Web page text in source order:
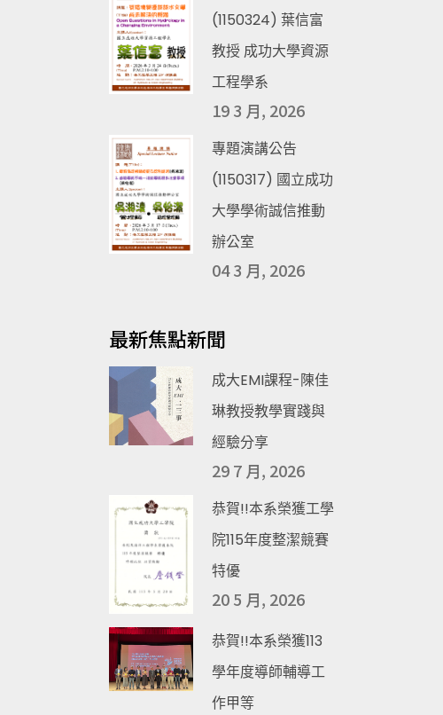
(1150324) 葉信富
教授 成功大學資源
工程學系
19 3 月, 2026
專題演講公告
(1150317) 國立成功
大學學術誠信推動
辦公室
04 3 月, 2026
最新焦點新聞
成大EMI課程-陳佳
琳教授教學實踐與
經驗分享
29 7 月, 2026
恭賀!!本系榮獲工學
院115年度整潔競賽
特優
20 5 月, 2026
恭賀!!本系榮獲113
學年度導師輔導工
作甲等